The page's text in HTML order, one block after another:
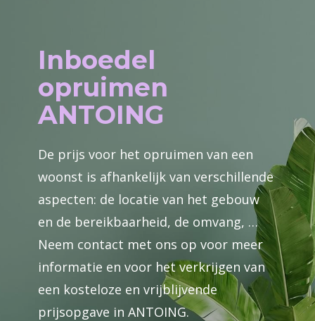
Inboedel
opruimen
ANTOING
De prijs voor het opruimen van een
woonst is afhankelijk van verschillende
aspecten: de locatie van het gebouw
en de bereikbaarheid, de omvang, …
Neem contact met ons op voor meer
informatie en voor het verkrijgen van
een kosteloze en vrijblijvende
prijsopgave in ANTOING.